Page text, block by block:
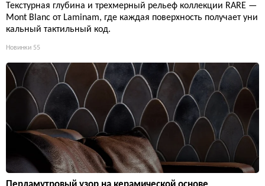
Текстурная глубина и трехмерный рельеф коллекции RARE —
Mont Blanc от Laminam, где каждая поверхность получает уни
кальный тактильный код.
Новинки 55